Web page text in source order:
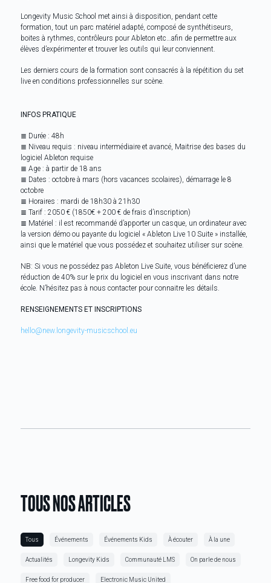
Longevity Music School met ainsi à disposition, pendant cette
formation, tout un parc matériel adapté, composé de synthétiseurs,
boites à rythmes, contrôleurs pour Ableton etc…afin de permettre aux
élèves d’expérimenter et trouver les outils qui leur conviennent.
Les derniers cours de la formation sont consacrés à la répétition du set
live en conditions professionnelles sur scène.
INFOS PRATIQUE
≣ Durée : 48h
≣ Niveau requis : niveau intermédiaire et avancé, Maitrise des bases du
logiciel Ableton requise
≣ Age : à partir de 18 ans
≣ Dates : octobre à mars (hors vacances scolaires), démarrage le 8
octobre
≣ Horaires : mardi de 18h30 à 21h30
≣ Tarif : 2050 € (1850€ + 200 € de frais d’inscription)
≣ Matériel : il est recommandé d’apporter un casque, un ordinateur avec
la version démo ou payante du logiciel « Ableton Live 10 Suite » installée,
ainsi que le matériel que vous possédez et souhaitez utiliser sur scène.
NB: Si vous ne possédez pas Ableton Live Suite, vous bénéficierez d’une
réduction de 40% sur le prix du logiciel en vous inscrivant dans notre
école. N’hésitez pas à nous contacter pour connaitre les détails.
RENSEIGNEMENTS ET INSCRIPTIONS
hello@new.longevity-musicschool.eu
TOUS NOS ARTICLES
Tous Événements Événements Kids À écouter À la une
Actualités Longevity Kids Communauté LMS On parle de nous
Free food for producer Electronic Music United